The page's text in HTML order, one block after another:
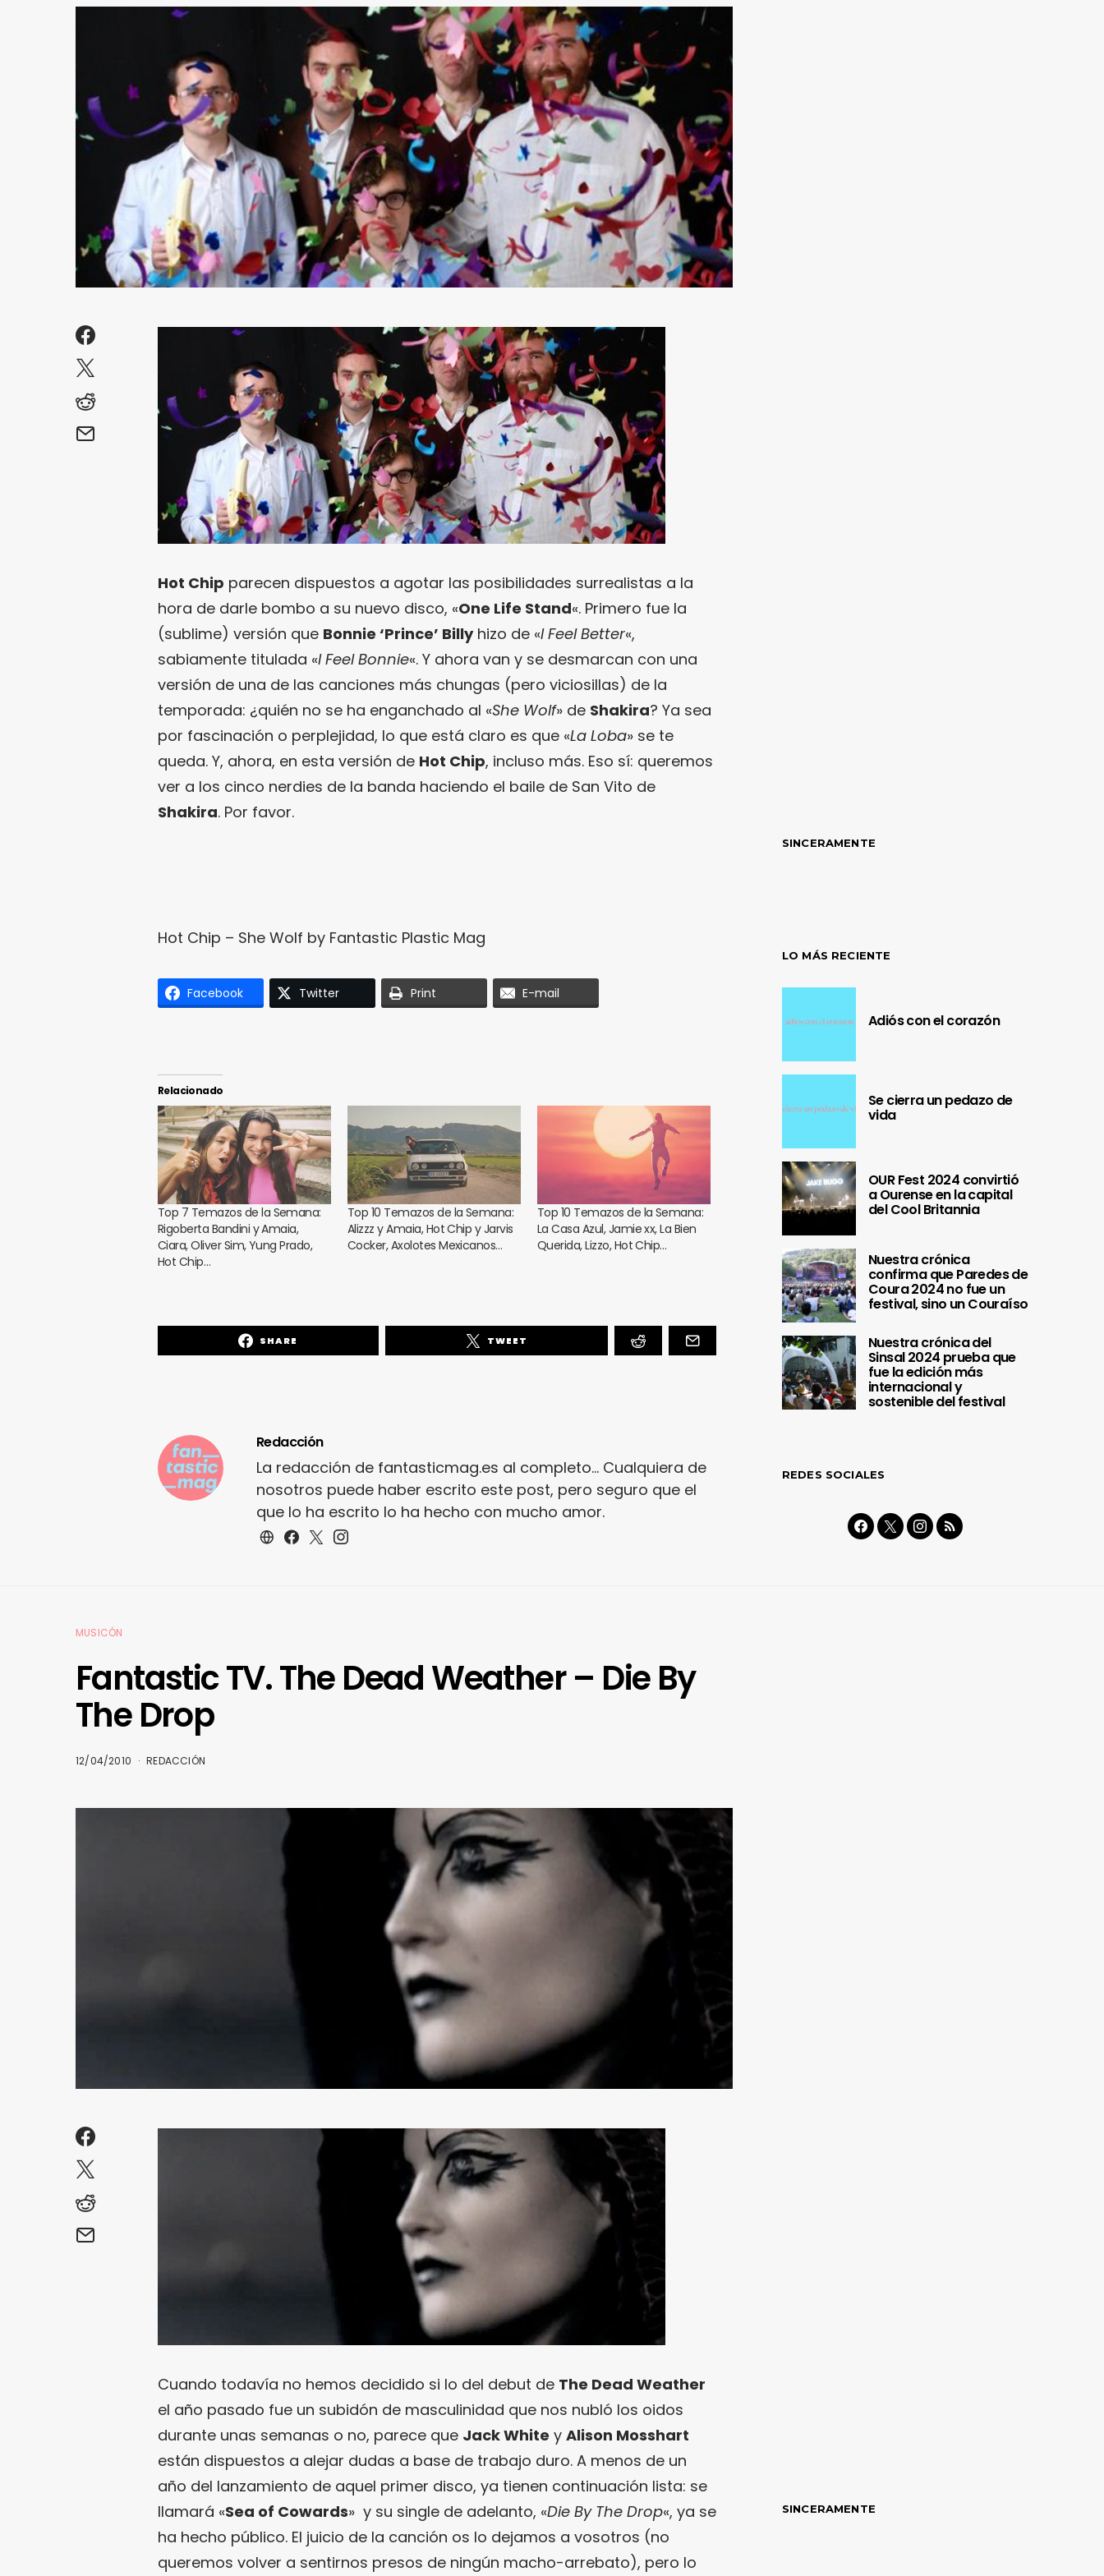
Hot Chip parecen dispuestos a agotar las posibilidades surrealistas a la
hora de darle bombo a su nuevo disco, «One Life Stand«. Primero fue la
(sublime) versión que Bonnie ‘Prince’ Billyhizo de «I Feel Better«,
sabiamente titulada «I Feel Bonnie«. Y ahora van y se desmarcan con una
versión de una de las canciones más chungas (pero viciosillas) de la
temporada: ¿quién no se ha enganchado al «She Wolf» de Shakira? Ya sea
por fascinación o perplejidad, lo que está claro es que «La Loba» se te
queda. Y, ahora, en esta versión de Hot Chip, incluso más. Eso sí: queremos
ver a los cinco nerdies de la banda haciendo el baile de San Vito de
Shakira. Por favor.
Hot Chip – She Wolf by Fantastic Plastic Mag
Facebook Twitter Print E-mail
Relacionado
Top 7 Temazos de la Semana:
Rigoberta Bandini y Amaia,
Ciara, Oliver Sim, Yung Prado,
Hot Chip…
Top 10 Temazos de la Semana:
Alizzz y Amaia, Hot Chip y Jarvis
Cocker, Axolotes Mexicanos…
Top 10 Temazos de la Semana:
La Casa Azul, Jamie xx, La Bien
Querida, Lizzo, Hot Chip…
SHARE TWEET
Redacción
La redacción de fantasticmag.es al completo... Cualquiera de
nosotros puede haber escrito este post, pero seguro que el
que lo ha escrito lo ha hecho con mucho amor.
SINCERAMENTE
LO MÁS RECIENTE
Adiós con el corazón
Se cierra un pedazo de
vida
OUR Fest 2024 convirtió
a Ourense en la capital
del Cool Britannia
Nuestra crónica
confirma que Paredes de
Coura 2024 no fue un
festival, sino un Couraíso
Nuestra crónica del
Sinsal 2024 prueba que
fue la edición más
internacional y
sostenible del festival
REDES SOCIALES
MUSICÓN
Fantastic TV. The Dead Weather – Die By
The Drop
12/04/2010 REDACCIÓN
Cuando todavía no hemos decidido si lo del debut de The Dead Weather
el año pasado fue un subidón de masculinidad que nos nubló los oidos
durante unas semanas o no, parece que Jack White y Alison Mosshart
están dispuestos a alejar dudas a base de trabajo duro. A menos de un
año del lanzamiento de aquel primer disco, ya tienen continuación lista: se
llamará «Sea of Cowards» y su single de adelanto, «Die By The Drop«, ya se
ha hecho público. El juicio de la canción os lo dejamos a vosotros (no
queremos volver a sentirnos presos de ningún macho-arrebato), pero lo
SINCERAMENTE